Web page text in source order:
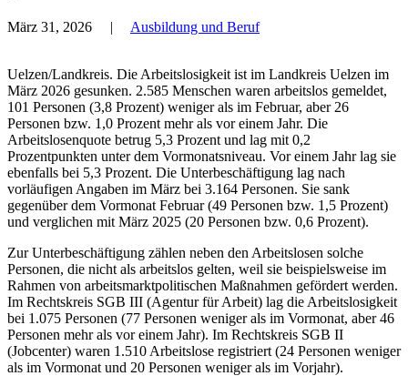
März 31, 2026 | Ausbildung und Beruf
Uelzen/Landkreis. Die Arbeitslosigkeit ist im Landkreis Uelzen im
März 2026 gesunken. 2.585 Menschen waren arbeitslos gemeldet,
101 Personen (3,8 Prozent) weniger als im Februar, aber 26
Personen bzw. 1,0 Prozent mehr als vor einem Jahr. Die
Arbeitslosenquote betrug 5,3 Prozent und lag mit 0,2
Prozentpunkten unter dem Vormonatsniveau. Vor einem Jahr lag sie
ebenfalls bei 5,3 Prozent. Die Unterbeschäftigung lag nach
vorläufigen Angaben im März bei 3.164 Personen. Sie sank
gegenüber dem Vormonat Februar (49 Personen bzw. 1,5 Prozent)
und verglichen mit März 2025 (20 Personen bzw. 0,6 Prozent).
Zur Unterbeschäftigung zählen neben den Arbeitslosen solche
Personen, die nicht als arbeitslos gelten, weil sie beispielsweise im
Rahmen von arbeitsmarktpolitischen Maßnahmen gefördert werden.
Im Rechtskreis SGB III (Agentur für Arbeit) lag die Arbeitslosigkeit
bei 1.075 Personen (77 Personen weniger als im Vormonat, aber 46
Personen mehr als vor einem Jahr). Im Rechtskreis SGB II
(Jobcenter) waren 1.510 Arbeitslose registriert (24 Personen weniger
als im Vormonat und 20 Personen weniger als im Vorjahr).